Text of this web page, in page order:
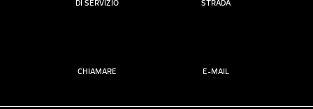
DI SERVIZIO
STRADA
CHIAMARE E-MAIL